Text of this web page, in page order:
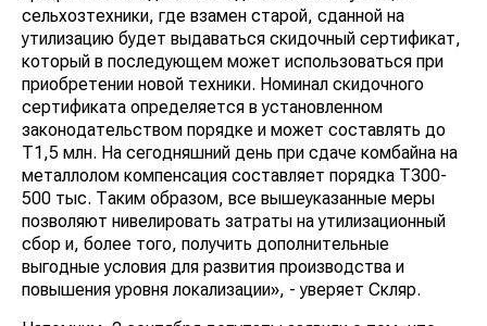
сельхозтехники, где взамен старой, сданной на
утилизацию будет выдаваться скидочный сертификат,
который в последующем может использоваться при
приобретении новой техники. Номинал скидочного
сертификата определяется в установленном
законодательством порядке и может составлять до
Т1,5 млн. На сегодняшний день при сдаче комбайна на
металлолом компенсация составляет порядка Т300-
500 тыс. Таким образом, все вышеуказанные меры
позволяют нивелировать затраты на утилизационный
сбор и, более того, получить дополнительные
выгодные условия для развития производства и
повышения уровня локализации», - уверяет Скляр.